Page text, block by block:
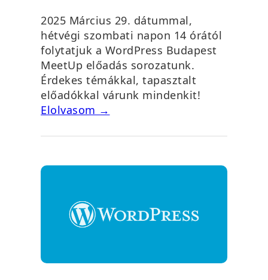
2025 Március 29. dátummal,
hétvégi szombati napon 14 órától
folytatjuk a WordPress Budapest
MeetUp előadás sorozatunk.
Érdekes témákkal, tapasztalt
előadókkal várunk mindenkit!
Elolvasom →